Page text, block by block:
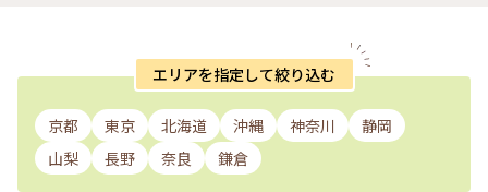
エリアを指定して絞り込む
京都 東京 北海道 沖縄 神奈川
静岡
山梨
長野 奈良 鎌倉